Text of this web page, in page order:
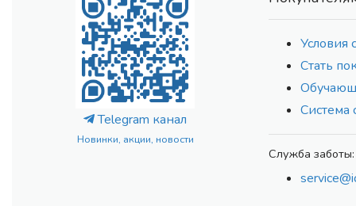
Telegram канал
Новинки, акции, новости
Условия
Стать
Система
Служба заботы: